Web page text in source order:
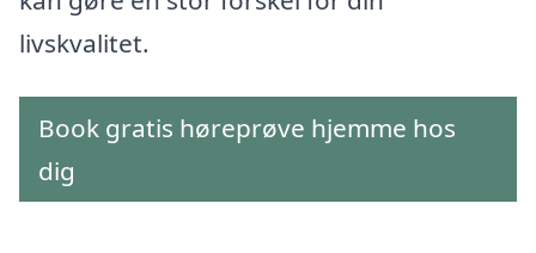
livskvalitet.
Book gratis høreprøve hjemme hos
dig